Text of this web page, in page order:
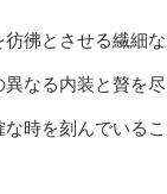
彿とさせる繊細
なる内装と贅を
時を刻んでいる